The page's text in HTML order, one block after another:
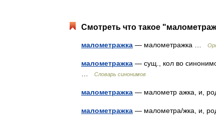
Смотреть что такое
малометражка — малометражка …
малометражка — сущ., кол во
Словарь синонимов
малометражка — малометр ажка, и,
малометражка — малометра/жка, и,